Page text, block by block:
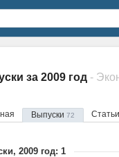
за 2009 год -
Выпуски 72
2009 год: 1